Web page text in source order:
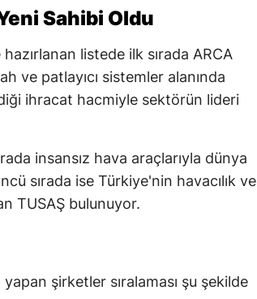
Sahibi Oldu
listede ilk sırada ARCA
ve patlayıcı sistemler alanında
ihracat hacmiyle sektörün lideri
insansız hava araçlarıyla dünya
sırada ise Türkiye'nin havacılık ve
TUSAŞ bulunuyor.
şirketler sıralaması şu şekilde